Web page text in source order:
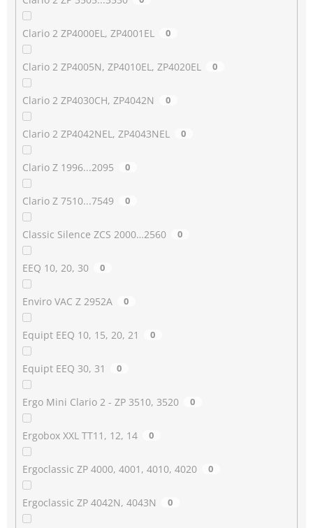
Clario 2 ZP4000EL, ZP4001EL 0
Clario 2 ZP4005N, ZP4010EL, ZP4020EL 0
Clario 2 ZP4030CH, ZP4042N 0
Clario 2 ZP4042NEL, ZP4043NEL 0
Clario Z 1996...2095 0
Clario Z 7510...7549 0
Classic Silence ZCS 2000…2560 0
EEQ 10, 20, 30 0
Enviro VAC Z 2952A 0
Equipt EEQ 10, 15, 20, 21 0
Equipt EEQ 30, 31 0
Ergo Mini Clario 2 - ZP 3510, 3520 0
Ergobox XXL TT11, 12, 14 0
Ergoclassic ZP 4000, 4001, 4010, 4020 0
Ergoclassic ZP 4042N, 4043N 0